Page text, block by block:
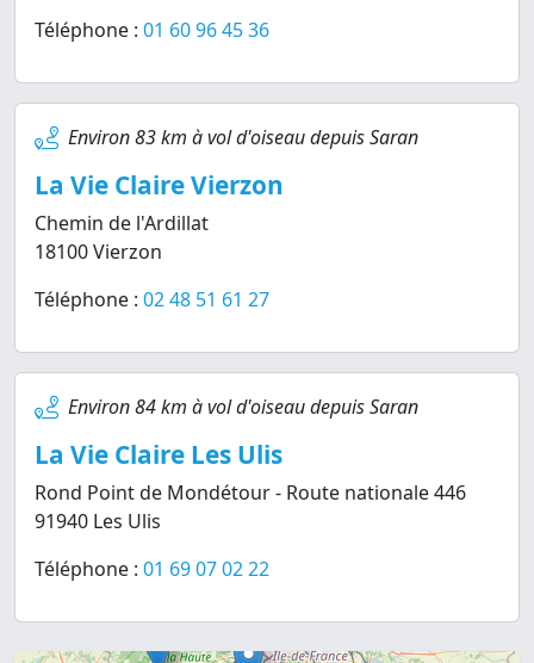
Téléphone : 01 60 96 45 36
Environ 83 km à vol d'oiseau depuis Saran
La Vie Claire Vierzon
Chemin de l'Ardillat
18100 Vierzon
Téléphone : 02 48 51 61 27
Environ 84 km à vol d'oiseau depuis Saran
La Vie Claire Les Ulis
Rond Point de Mondétour - Route nationale 446
91940 Les Ulis
Téléphone : 01 69 07 02 22